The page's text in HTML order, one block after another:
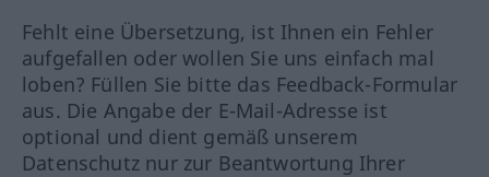
Fehlt eine Übersetzung, ist Ihnen ein Fehler
aufgefallen oder wollen Sie uns einfach mal
loben? Füllen Sie bitte das Feedback-Formular
aus. Die Angabe der E-Mail-Adresse ist
optional und dient gemäß unserem
Datenschutz nur zur Beantwortung Ihrer